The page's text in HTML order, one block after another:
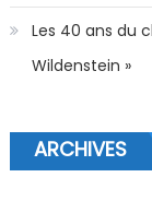
Les 40 ans du
Wildenstein »
ARCHIVES